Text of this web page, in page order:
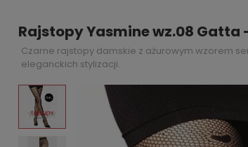
Rajstopy Yasmine wz.08
Czarne rajstopy damskie z ażurowym wzorem
eleganckich stylizacji.